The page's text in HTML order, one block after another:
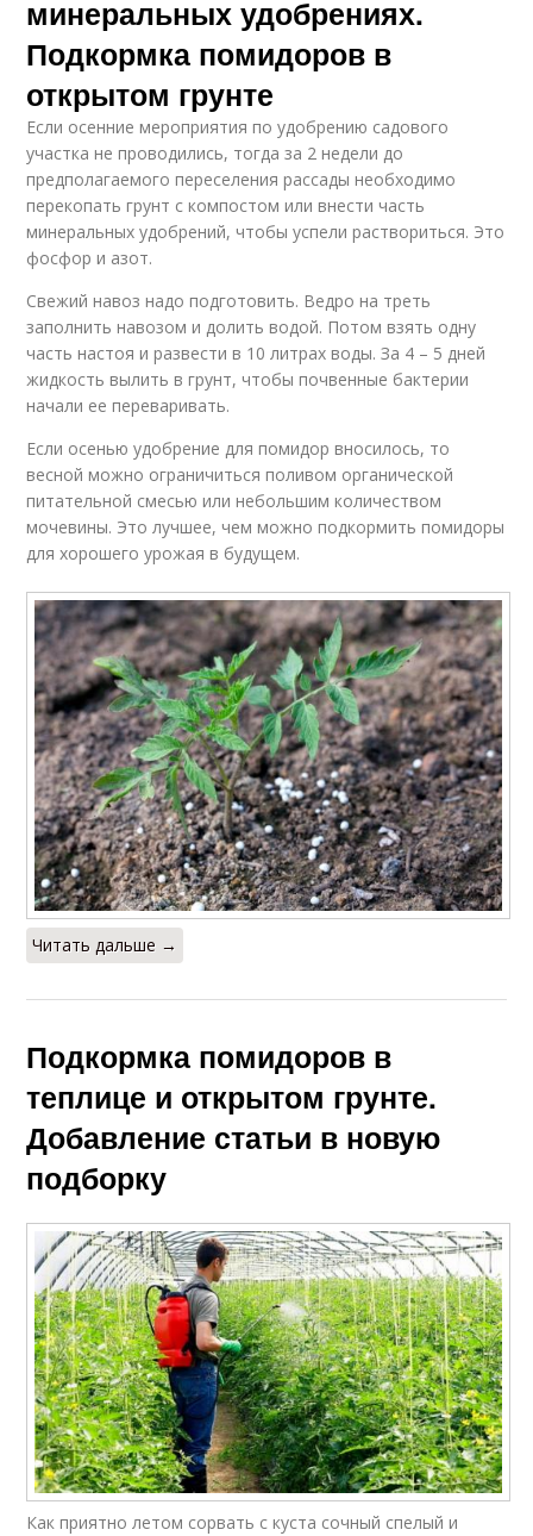
минеральных удобрениях.
Подкормка помидоров в
открытом грунте
Если осенние мероприятия по удобрению садового
участка не проводились, тогда за 2 недели до
предполагаемого переселения рассады необходимо
перекопать грунт с компостом или внести часть
минеральных удобрений, чтобы успели раствориться. Это
фосфор и азот.
Свежий навоз надо подготовить. Ведро на треть
заполнить навозом и долить водой. Потом взять одну
часть настоя и развести в 10 литрах воды. За 4 – 5 дней
жидкость вылить в грунт, чтобы почвенные бактерии
начали ее переваривать.
Если осенью удобрение для помидор вносилось, то
весной можно ограничиться поливом органической
питательной смесью или небольшим количеством
мочевины. Это лучшее, чем можно подкормить помидоры
для хорошего урожая в будущем.
Читать дальше →
Подкормка помидоров в
теплице и открытом грунте.
Добавление статьи в новую
подборку
Как приятно летом сорвать с куста сочный спелый и